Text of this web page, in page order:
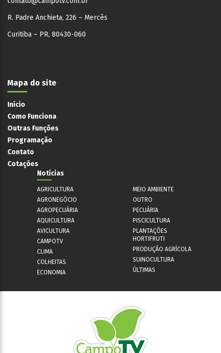
R. Padre Anchieta, 226 – Mercês
Curitiba – PR, 80430-060
Mapa do site
Início
Como Funciona
Outras Funções
Programação
Contato
Cotações
Notícias
AGRICULTURA
AGRONEGÓCIO
AGROPECUÁRIA
AQUICULTURA
AVICULTURA
CAMPOTV
CLIMA
COLHEITAS
ECONOMIA
MEIO AMBIENTE
OUTRO
PECUÁRIA
PISCICULTURA
PLANTAÇÕES
HORTIFRUTI
PRODUÇÃO AGRÍCOLA
SUINOCULTURA
ÚLTIMAS